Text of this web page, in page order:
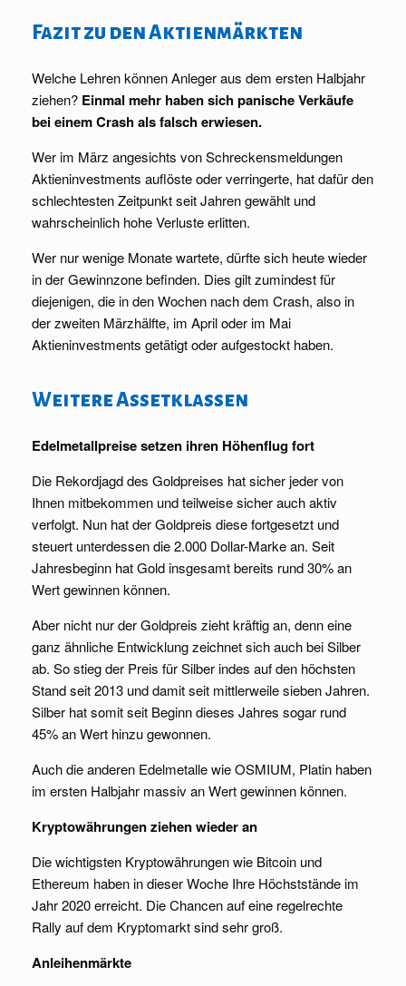
Fazit zu den Aktienmärkten
Welche Lehren können Anleger aus dem ersten Halbjahr
ziehen? Einmal mehr haben sich panische Verkäufe
bei einem Crash als falsch erwiesen.
Wer im März angesichts von Schreckensmeldungen
Aktieninvestments auflöste oder verringerte, hat dafür den
schlechtesten Zeitpunkt seit Jahren gewählt und
wahrscheinlich hohe Verluste erlitten.
Wer nur wenige Monate wartete, dürfte sich heute wieder
in der Gewinnzone befinden. Dies gilt zumindest für
diejenigen, die in den Wochen nach dem Crash, also in
der zweiten Märzhälfte, im April oder im Mai
Aktieninvestments getätigt oder aufgestockt haben.
Weitere Assetklassen
Edelmetallpreise setzen ihren Höhenflug fort
Die Rekordjagd des Goldpreises hat sicher jeder von
Ihnen mitbekommen und teilweise sicher auch aktiv
verfolgt. Nun hat der Goldpreis diese fortgesetzt und
steuert unterdessen die 2.000 Dollar-Marke an. Seit
Jahresbeginn hat Gold insgesamt bereits rund 30% an
Wert gewinnen können.
Aber nicht nur der Goldpreis zieht kräftig an, denn eine
ganz ähnliche Entwicklung zeichnet sich auch bei Silber
ab. So stieg der Preis für Silber indes auf den höchsten
Stand seit 2013 und damit seit mittlerweile sieben Jahren.
Silber hat somit seit Beginn dieses Jahres sogar rund
45% an Wert hinzu gewonnen.
Auch die anderen Edelmetalle wie OSMIUM, Platin haben
im ersten Halbjahr massiv an Wert gewinnen können.
Kryptowährungen ziehen wieder an
Die wichtigsten Kryptowährungen wie Bitcoin und
Ethereum haben in dieser Woche Ihre Höchststände im
Jahr 2020 erreicht. Die Chancen auf eine regelrechte
Rally auf dem Kryptomarkt sind sehr groß.
Anleihenmärkte